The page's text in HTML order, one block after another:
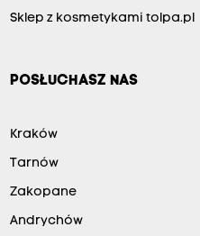
Sklep z kosmetykami tolpa.pl
POSŁUCHASZ NAS
Kraków
Tarnów
Zakopane
Andrychów